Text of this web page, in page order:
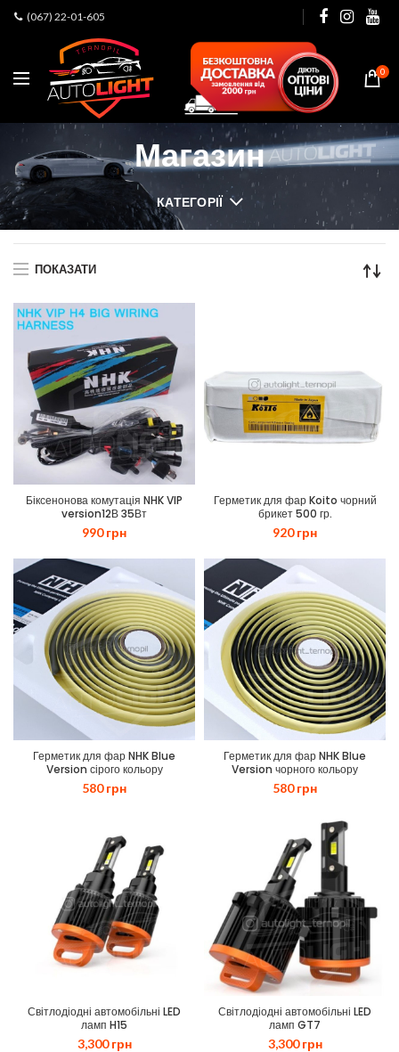
(067) 22-01-605
0
Магазин
КАТЕГОРІЇ
ПОКАЗАТИ
Біксенонова комутація NHK VIP
version12В 35Вт
990грн
Герметик для фар Koito чорний
брикет 500 гр.
920грн
Герметик для фар NHK Blue
Version сірого кольору
580грн
Герметик для фар NHK Blue
Version чорного кольору
580грн
Світлодіодні автомобільні LED
ламп H15
3,300грн
Світлодіодні автомобільні LED
ламп GT7
3,300грн